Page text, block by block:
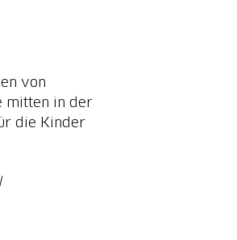
von
mitten in der
die Kinder